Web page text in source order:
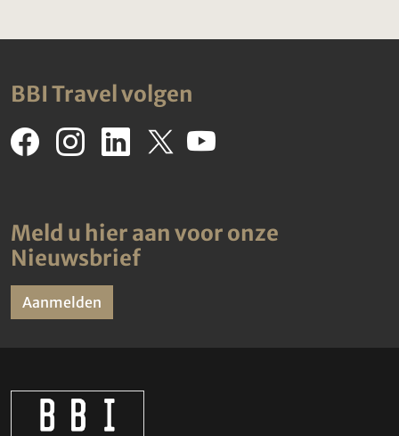
BBI Travel volgen
Meld u hier aan voor onze
Nieuwsbrief
Aanmelden